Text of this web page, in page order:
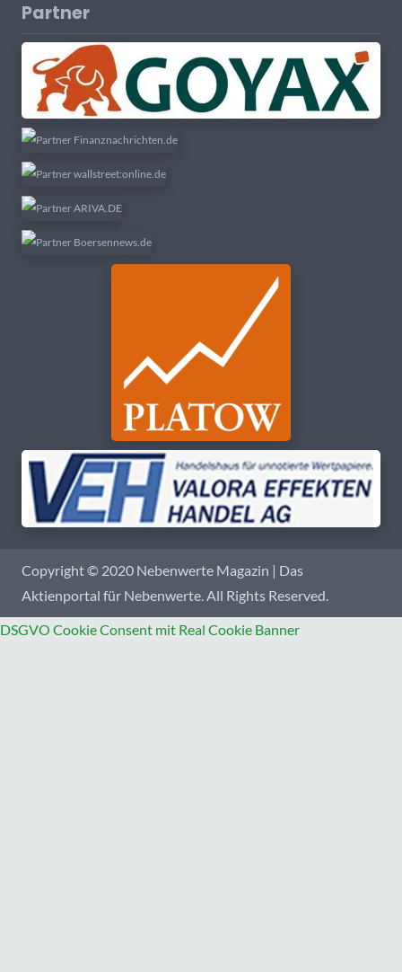
Partner
Copyright © 2020 Nebenwerte Magazin | Das
Aktienportal für Nebenwerte. All Rights Reserved.
DSGVO Cookie Consent mit Real Cookie Banner